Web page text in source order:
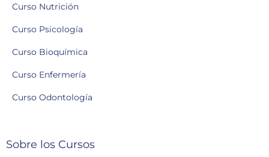
Curso Nutrición
Curso Psicología
Curso Bioquímica
Curso Enfermería
Curso Odontología
Sobre los Cursos